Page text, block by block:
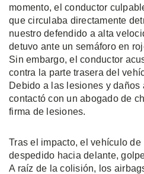
momento, el conductor
que circulaba directamente
nuestro defendido a alta
detuvo ante un semáforo en
Sin embargo, el conductor
contra la parte trasera del
Debido a las lesiones y
contactó con un abogado de
firma de lesiones.
Tras el impacto, el vehículo
despedido hacia delante,
A raíz de la colisión, los